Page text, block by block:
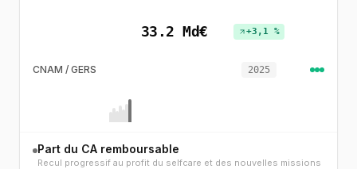
33.2 Md€ +3,1 %
CNAM / GERS 2025
Part du CA remboursable
Recul progressif au profit du selfcare et des nouvelles missions